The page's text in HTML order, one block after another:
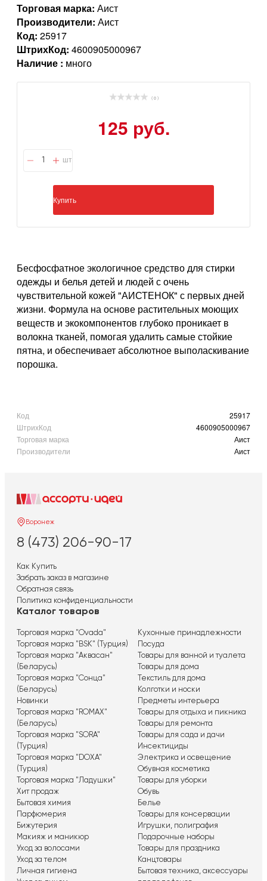
Торговая марка: Аист
Производители: Аист
Код: 25917
ШтрихКод: 4600905000967
Наличие : много
( 0 )
125 руб.
шт
Купить
Бесфосфатное экологичное средство для стирки
одежды и белья детей и людей с очень
чувствительной кожей "АИСТЕНОК" с первых дней
жизни. Формула на основе растительных моющих
веществ и экокомпонентов глубоко проникает в
волокна тканей, помогая удалить самые стойкие
пятна, и обеспечивает абсолютное выполаскивание
порошка.
Код
25917
ШтрихКод
4600905000967
Торговая марка
Аист
Производители
Аист
Воронеж
8 (473) 206-90-17
Как Купить
Забрать заказ в магазине
Обратная связь
Политика конфиденциальности
Каталог товаров
Торговая марка "Ovada"
Торговая марка "BSK" (Турция)
Торговая марка "Аквасан"
(Беларусь)
Торговая марка "Сонца"
(Беларусь)
Новинки
Торговая марка "ROMAX"
(Беларусь)
Торговая марка "SORA"
(Турция)
Торговая марка "DOXA"
(Турция)
Торговая марка "Ладушки"
Хит продаж
Бытовая химия
Парфюмерия
Бижутерия
Макияж и маникюр
Уход за волосами
Уход за телом
Личная гигиена
Кухонные принадлежности
Посуда
Товары для ванной и туалета
Товары для дома
Текстиль для дома
Колготки и носки
Предметы интерьера
Товары для отдыха и пикника
Товары для ремонта
Товары для сада и дачи
Инсектициды
Электрика и освещение
Обувная косметика
Товары для уборки
Обувь
Белье
Товары для консервации
Игрушки, полиграфия
Подарочные наборы
Товары для праздника
Канцтовары
Бытовая техника, аксессуары